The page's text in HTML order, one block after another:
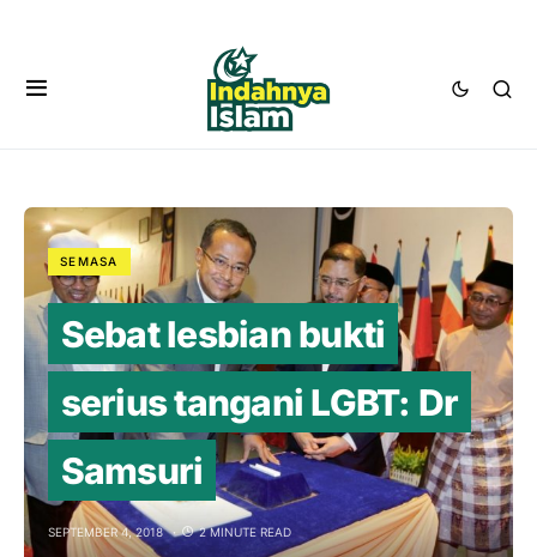
SEMASA
Sebat lesbian bukti
serius tangani LGBT: Dr
Samsuri
SEPTEMBER 4, 2018 2 MINUTE READ